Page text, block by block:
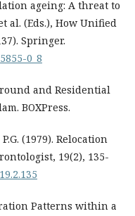
ageing: A threat to
al. (Eds.), How Unified
Springer.
0_8
and Residential
BOXPress.
(1979). Relocation
19(2), 135-
Patterns within a